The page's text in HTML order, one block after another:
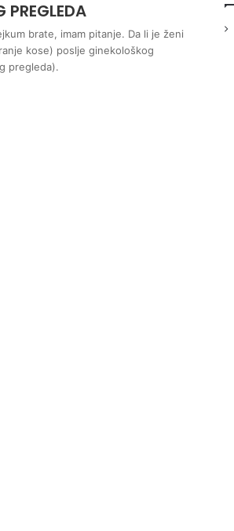
brate, imam pitanje. Da li je ženi
kose) poslje ginekološkog
pregleda).